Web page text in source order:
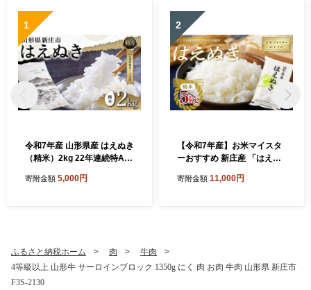
1
令和7年産 山形県産 はえぬき
（精米）2kg 22年連続特A受
庄市 F3S-2648
寄附金額 5,000円
2
【令和7年産】お米マイスタ
ーおすすめ 新庄産 「はえぬ
890
寄附金額 11,000円
ふるさと納税ホーム 肉
牛肉
4等級以上 山形牛 サーロインブロック 1350g にく 肉 お肉 牛肉 山形県 新庄市
F3S-2130